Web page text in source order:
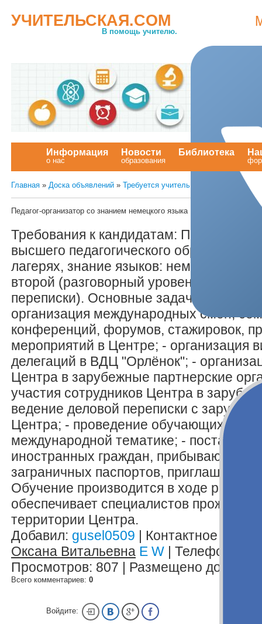
УЧИТЕЛЬСКАЯ.COM
В помощь учителю.
Информация
о нас
Новости
образования
Библиотека
Главная » Доска объявлений » Требуется учитель
Педагог-организатор со знанием немецкого языка
Требования к кандидатам: Педагог-
высшего педагогического
лагерях, знание языков: немецкий –
второй (разговорный уровень,
переписки). Основные задачи и
организация международных смен,
конференций, форумов, стажировок,
мероприятий в Центре; - организация
делегаций в ВДЦ "Орлёнок"; -
Центра в зарубежные партнерские
участия сотрудников Центра в
ведение деловой переписки с
Центра; - проведение обучающих
международной тематике; -
иностранных граждан, прибывающих
заграничных паспортов, приглашений
Обучение производится в ходе
обеспечивает специалистов
территории Центра.
Добавил: gusel0509 | Контактное лицо:
Оксана Витальевна E W | Телефон:
Просмотров: 807 | Размещено до:
Всего комментариев: 0
Войдите: